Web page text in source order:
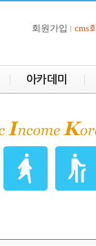
회원가입 cms
아카데미